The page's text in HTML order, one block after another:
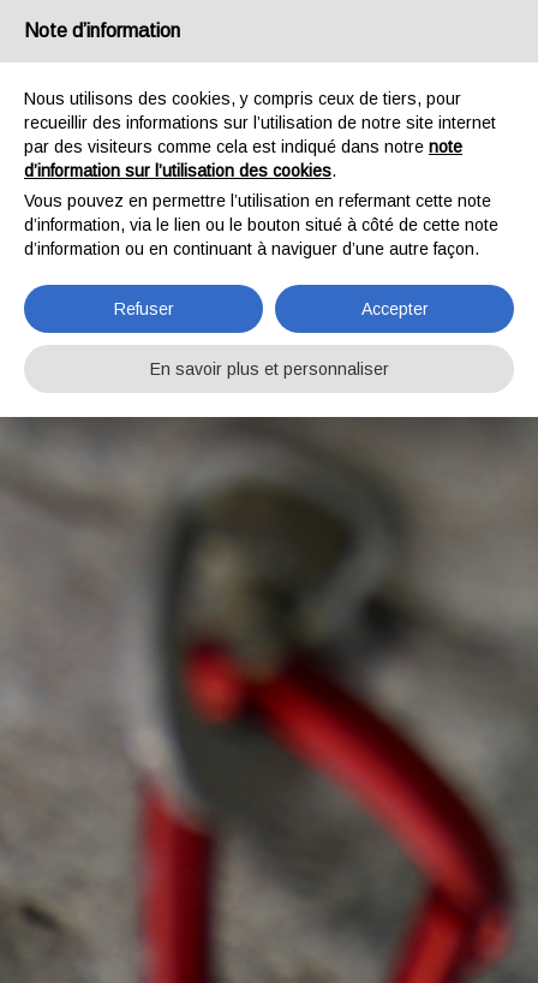
Note d’information
Nous utilisons des cookies, y compris ceux de tiers, pour
recueillir des informations sur l’utilisation de notre site internet
par des visiteurs comme cela est indiqué dans notre note
d’information sur l’utilisation des cookies.
Vous pouvez en permettre l’utilisation en refermant cette note
d’information, via le lien ou le bouton situé à côté de cette note
d’information ou en continuant à naviguer d’une autre façon.
Refuser Accepter
En savoir plus et personnaliser